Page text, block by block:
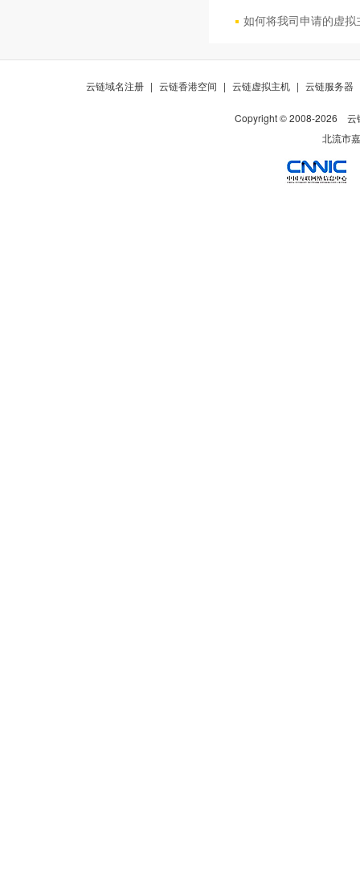
如何将我司申请的虚
云链域名注册 | 云链香港空间 | 云链虚拟主机 | 云链服务器
Copyright © 2008-2026
云
北流市